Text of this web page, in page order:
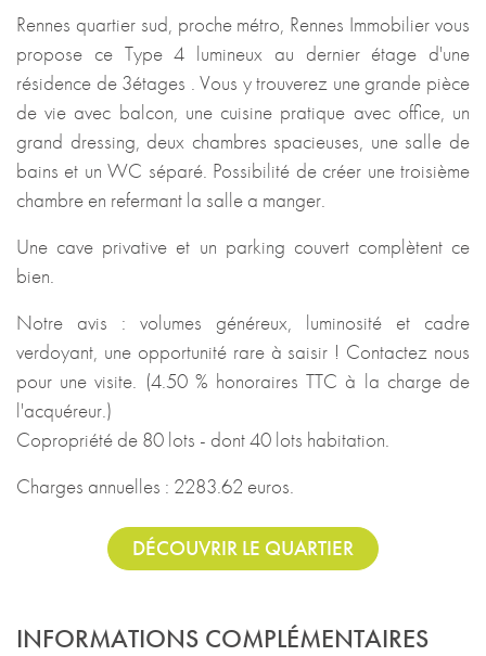
Rennes quartier sud, proche métro, Rennes Immobilier vous
propose ce Type 4 lumineux au dernier étage d'une
résidence de 3étages . Vous y trouverez une grande pièce
de vie avec balcon, une cuisine pratique avec office, un
grand dressing, deux chambres spacieuses, une salle de
bains et un WC séparé. Possibilité de créer une troisième
chambre en refermant la salle a manger.
Une cave privative et un parking couvert complètent ce
bien.
Notre avis : volumes généreux, luminosité et cadre
verdoyant, une opportunité rare à saisir ! Contactez nous
pour une visite. (4.50 % honoraires TTC à la charge de
l'acquéreur.)
Copropriété de 80 lots - dont 40 lots habitation.
Charges annuelles : 2283.62 euros.
DÉCOUVRIR LE QUARTIER
INFORMATIONS COMPLÉMENTAIRES